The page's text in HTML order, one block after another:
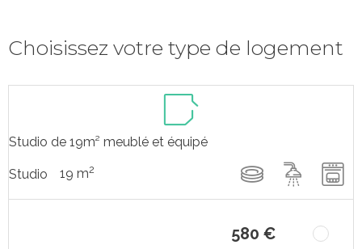
Choisissez votre type de logement
Studio de 19m² meublé et équipé
Studio 19 m2
580 €